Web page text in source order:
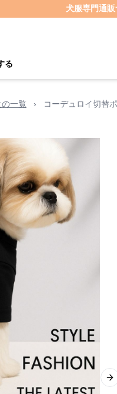
犬服専門通
る
一覧 › コーデュロイ切替